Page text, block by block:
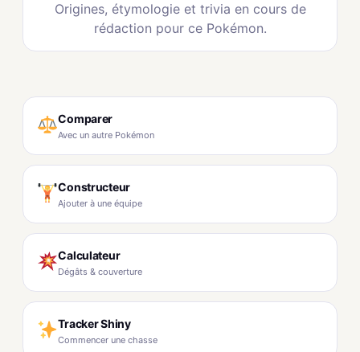
Origines, étymologie et trivia en cours de
rédaction pour ce Pokémon.
Comparer
Avec un autre Pokémon
Constructeur
Ajouter à une équipe
Calculateur
Dégâts & couverture
Tracker Shiny
Commencer une chasse